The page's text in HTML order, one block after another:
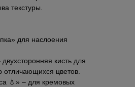
текстуры.
для наслоения
кисть для
отличающихся цветов.
💧» – для кремовых